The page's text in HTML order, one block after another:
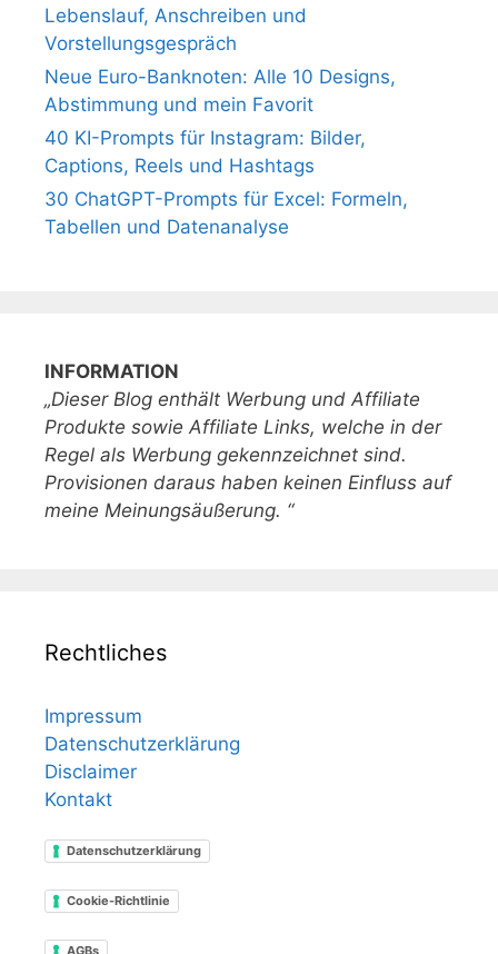
Lebenslauf, Anschreiben und
Vorstellungsgespräch
Neue Euro-Banknoten: Alle 10 Designs,
Abstimmung und mein Favorit
40 KI-Prompts für Instagram: Bilder,
Captions, Reels und Hashtags
30 ChatGPT-Prompts für Excel: Formeln,
Tabellen und Datenanalyse
INFORMATION
„Dieser Blog enthält Werbung und Affiliate
Produkte sowie Affiliate Links, welche in der
Regel als Werbung gekennzeichnet sind.
Provisionen daraus haben keinen Einfluss auf
meine Meinungsäußerung. “
Rechtliches
Impressum
Datenschutzerklärung
Disclaimer
Kontakt
Datenschutzerklärung
Cookie-Richtlinie
AGBs